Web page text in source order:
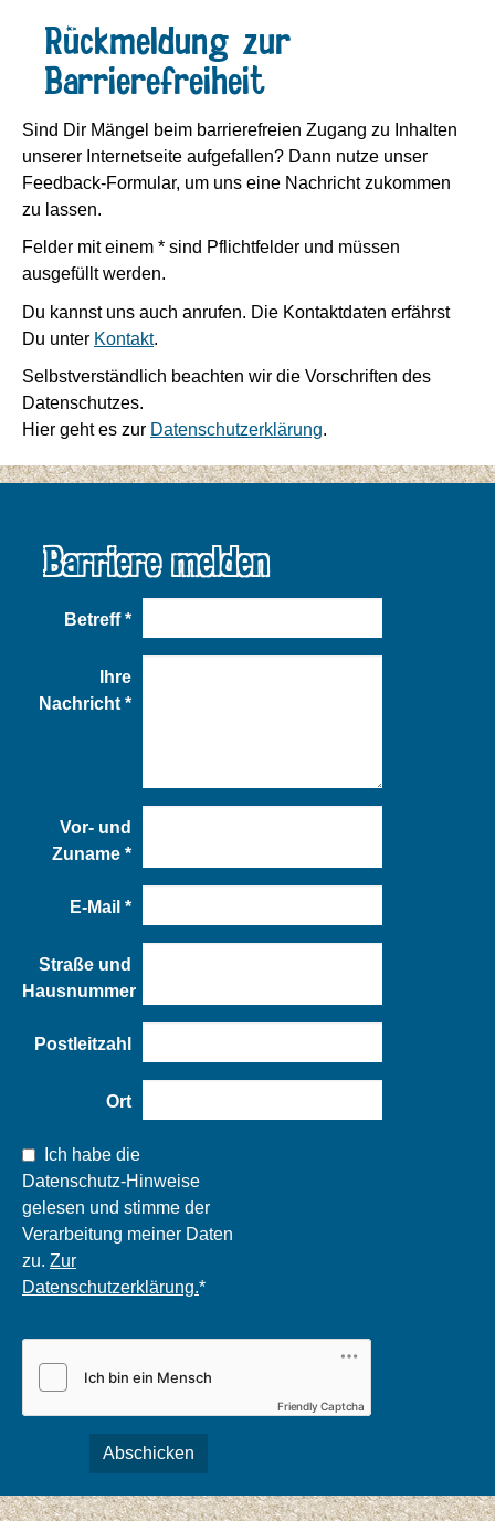
Rückmeldung zur
Barrierefreiheit
Sind Dir Mängel beim barrierefreien Zugang zu Inhalten
unserer Internetseite aufgefallen? Dann nutze unser
Feedback-Formular, um uns eine Nachricht zukommen
zu lassen.
Felder mit einem * sind Pflichtfelder und müssen
ausgefüllt werden.
Du kannst uns auch anrufen. Die Kontaktdaten erfährst
Du unter Kontakt.
Selbstverständlich beachten wir die Vorschriften des
Datenschutzes.
Hier geht es zur Datenschutzerklärung.
Barriere melden
Betreff*
Ihre
Nachricht *
Vor- und
Zuname *
E-Mail *
Straße und
Hausnummer
Postleitzahl
Ort
Ich habe die
Datenschutz-Hinweise
gelesen und stimme der
Verarbeitung meiner Daten
zu. Zur
Datenschutzerklärung.*
Friendly Captcha
Abschicken